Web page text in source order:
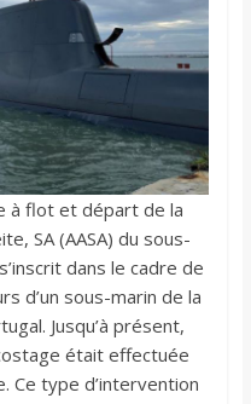
à flot et départ de la
SA (AASA) du sous-
dans le cadre de
d’un sous-marin de la
Jusqu’à présent,
était effectuée
Ce type d’intervention